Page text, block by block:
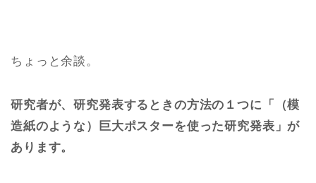
ちょっと余談。
研究者が、研究発表するときの方法の１つに「（模
造紙のような）巨大ポスターを使った研究発表」が
あります。